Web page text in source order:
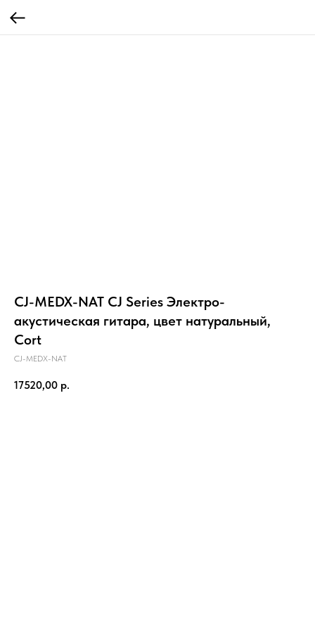
CJ-MEDX-NAT CJ Series Электро-
акустическая гитара, цвет натуральный,
Cort
CJ-MEDX-NAT
17520,00 р.